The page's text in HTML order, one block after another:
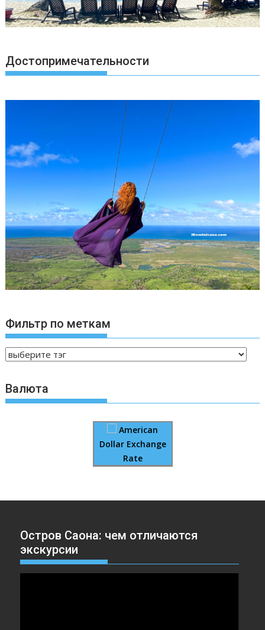
Достопримечательности
Фильтр по меткам
Валюта
American
Dollar Exchange
Rate
Остров Саона: чем отличаются
экскурсии